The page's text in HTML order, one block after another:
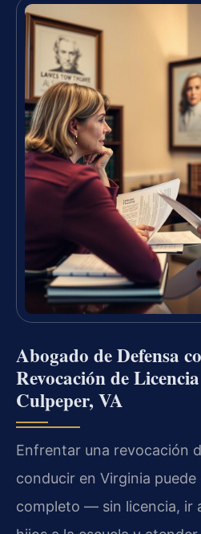
Abogado de Defensa
Revocación de
Culpeper, VA
Enfrentar una revocación
conducir en Virginia
completo — sin licencia, ir